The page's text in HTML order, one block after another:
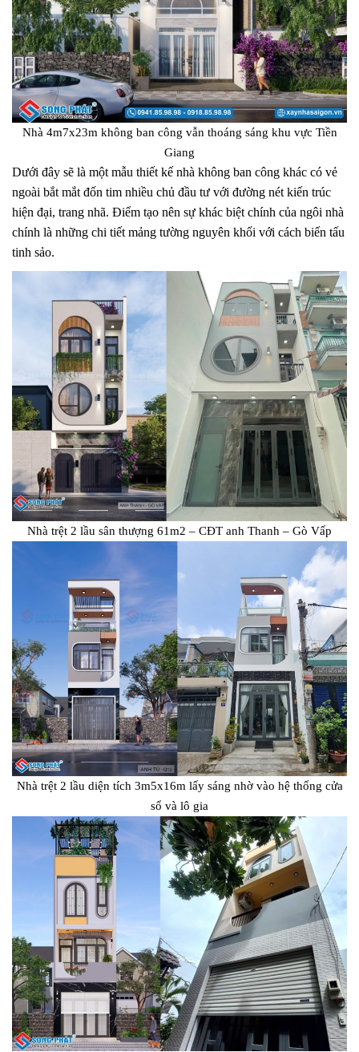
Nhà 4m7x23m không ban công vẫn thoáng sáng khu vực Tiền
Giang
Dưới đây sẽ là một mẫu thiết kế nhà không ban công khác có vẻ
ngoài bắt mắt đốn tim nhiều chủ đầu tư với đường nét kiến trúc
hiện đại, trang nhã. Điểm tạo nên sự khác biệt chính của ngôi nhà
chính là những chi tiết mảng tường nguyên khối với cách biến tấu
tinh sảo.
Nhà trệt 2 lầu sân thượng 61m2 – CĐT anh Thanh – Gò Vấp
Nhà trệt 2 lầu diện tích 3m5x16m lấy sáng nhờ vào hệ thống cửa
sổ và lô gia